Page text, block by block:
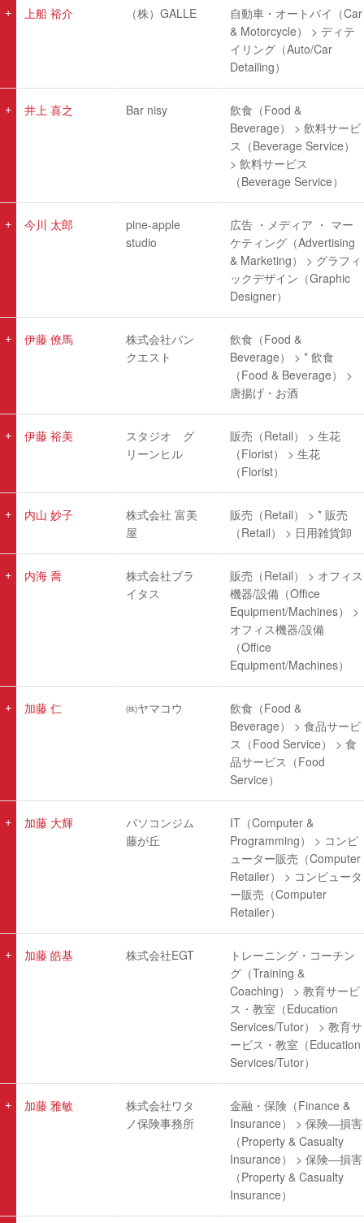
上船 裕介 （株）GALLE
自動車・オートバイ（Car
& Motorcycle） > ディテ
イリング（Auto/Car
Detailing）
井上 喜之 Bar nisy
飲食（Food &
Beverage） > 飲料サービ
ス（Beverage Service）
> 飲料サービス
（Beverage Service）
今川 太郎
pine-apple
studio
広告 ・メディア ・ マー
ケティング（Advertising
& Marketing） > グラフィ
ックデザイン（Graphic
Designer）
伊藤 僚馬
株式会社バン
クエスト
飲食（Food &
Beverage） > * 飲食
（Food & Beverage） >
唐揚げ・お酒
伊藤 裕美
スタジオ グ
リーンヒル
販売（Retail） > 生花
（Florist） > 生花
（Florist）
内山 妙子
株式会社 富美
屋
販売（Retail） > * 販売
（Retail） > 日用雑貨卸
内海 喬
株式会社ブラ
イタス
販売（Retail） > オフィス
機器/設備（Office
Equipment/Machines） >
オフィス機器/設備
（Office
Equipment/Machines）
加藤 仁 ㈱ヤマコウ
飲食（Food &
Beverage） > 食品サービ
ス（Food Service） > 食
品サービス（Food
Service）
加藤 大輝
パソコンジム
藤が丘
IT（Computer &
Programming） > コンピ
ューター販売（Computer
Retailer） > コンピュータ
ー販売（Computer
Retailer）
加藤 皓基 株式会社EGT
トレーニング・コーチン
グ（Training &
Coaching） > 教育サービ
ス・教室（Education
Services/Tutor） > 教育サ
ービス・教室（Education
Services/Tutor）
加藤 雅敏
株式会社ワタ
ノ保険事務所
金融・保険（Finance &
Insurance） > 保険―損害
（Property & Casualty
Insurance） > 保険―損害
（Property & Casualty
Insurance）